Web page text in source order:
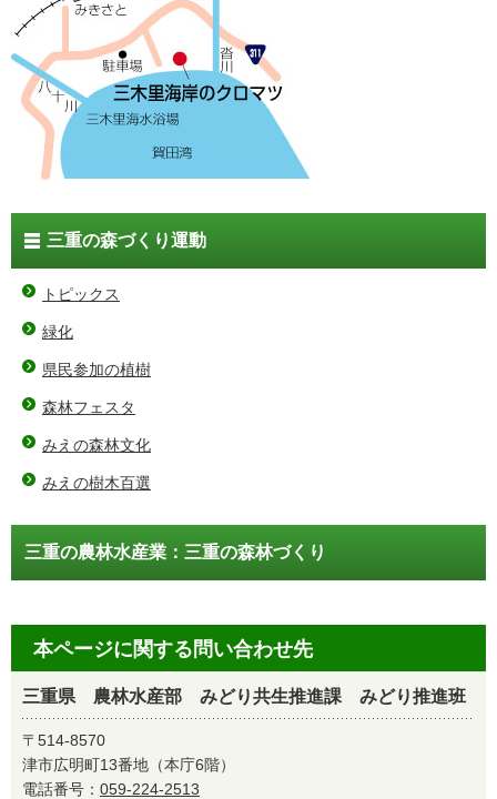
三重の森づくり運動
トピックス
緑化
県民参加の植樹
森林フェスタ
みえの森林文化
みえの樹木百選
三重の農林水産業：三重の森林づくり
本ページに関する問い合わせ先
三重県 農林水産部 みどり共生推進課 みどり推進班
〒514-8570
津市広明町13番地（本庁6階）
電話番号： 059-224-2513